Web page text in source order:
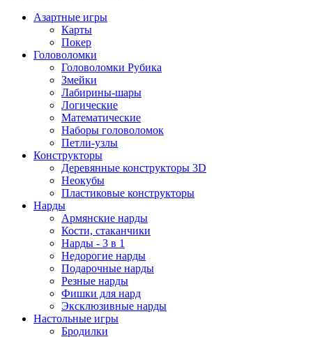
Азартные игры
Карты
Покер
Головоломки
Головоломки Рубика
Змейки
Лабирины-шары
Логические
Математические
Наборы головоломок
Петли-узлы
Конструкторы
Деревянные конструкторы 3D
Неокубы
Пластиковые конструкторы
Нарды
Армянские нарды
Кости, стаканчики
Нарды - 3 в 1
Недорогие нарды
Подарочные нарды
Резные нарды
Фишки для нард
Эксклюзивные нарды
Настольные игры
Бродилки